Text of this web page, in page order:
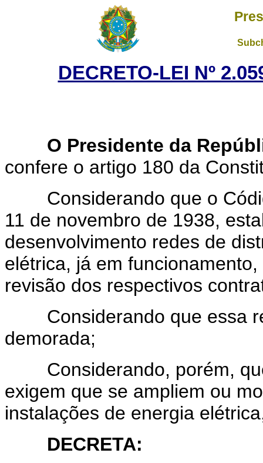
DECRETO-LEI Nº
O Presidente da
confere o artigo 180 da
Considerando que o
11 de novembro de 1938,
desenvolvimento redes de
elétrica, já em
revisão dos respectivos
Considerando que essa
demorada;
Considerando, porém,
exigem que se ampliem ou
instalações de energia
DECRETA: